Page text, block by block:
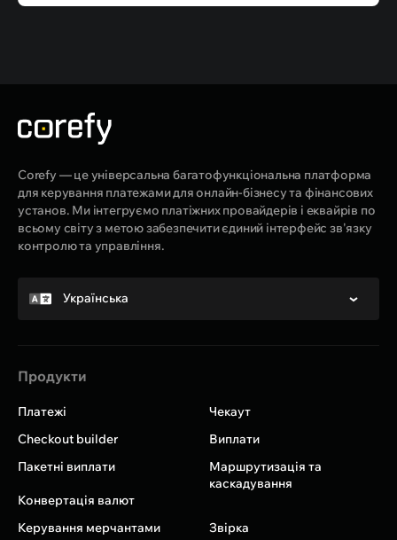
Corefy — це універсальна багатофункціональна платформа
для керування платежами для онлайн-бізнесу та фінансових
установ. Ми інтегруємо платіжних провайдерів і еквайрів по
всьому світу з метою забезпечити єдиний інтерфейс зв'язку
контролю та управління.
Продукти
Платежі
Чекаут
Checkout builder
Виплати
Пакетні виплати
Маршрутизація та
каскадування
Конвертація валют
Керування мерчантами
Звірка
Українська